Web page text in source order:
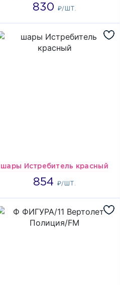
830 ₽/ШТ.
шары Истребитель красный
854 ₽/ШТ.
854